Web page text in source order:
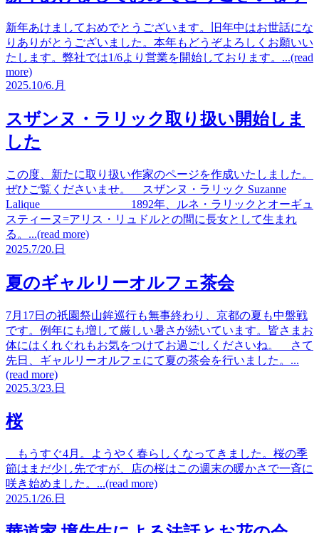
新年あけましておめでとうございます。旧年中はお世話にな
りありがとうございました。本年もどうぞよろしくお願いい
たします。弊社では1/6より営業を開始しております。...(read
more)
2025.10/6. 月
スザンヌ・ラリック取り扱い開始しま
した
この度、新たに取り扱い作家のページを作成いたしました。
ぜひご覧くださいませ。 スザンヌ・ラリック Suzanne
Lalique 1892年、ルネ・ラリックとオーギュ
スティーヌ=アリス・リュドルとの間に長女として生まれ
る。...(read more)
2025.7/20. 日
夏のギャルリーオルフェ茶会
7月17日の祇園祭山鉾巡行も無事終わり、京都の夏も中盤戦
です。例年にも増して厳しい暑さが続いています。皆さまお
体にはくれぐれもお気をつけてお過ごしくださいね。 さて
先日、ギャルリーオルフェにて夏の茶会を行いました。...
(read more)
2025.3/23. 日
桜
もうすぐ4月。ようやく春らしくなってきました。桜の季
節はまだ少し先ですが、店の桜はこの週末の暖かさで一斉に
咲き始めました。...(read more)
2025.1/26. 日